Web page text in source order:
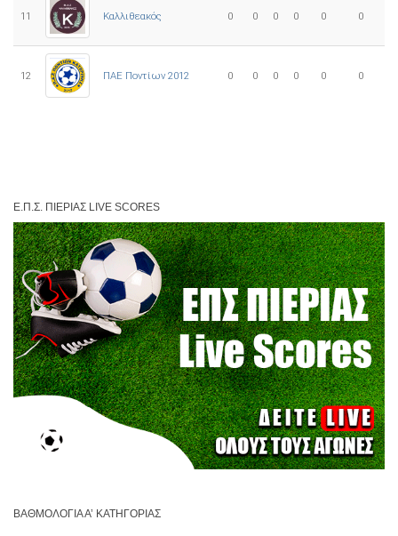
11 Καλλιθεακός 0 0 0 0 0 0
12 ΠΑΕ Ποντίων 2012 0 0 0 0 0 0
Ε.Π.Σ. ΠΙΕΡΊΑΣ LIVE SCORES
ΒΑΘΜΟΛΟΓΊΑ Α’ ΚΑΤΗΓΟΡΊΑΣ